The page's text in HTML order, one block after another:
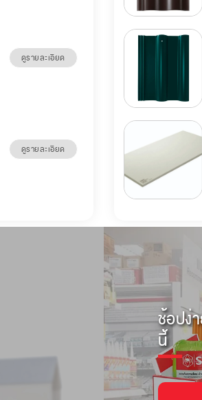
ดูรายละเอียด
ดูรายละเอียด
ช้อปง่
นี้